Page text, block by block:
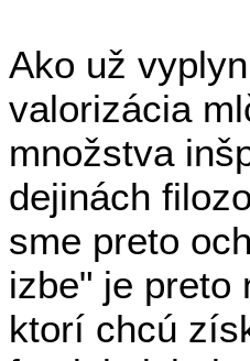
Ako už
valorizácia
množstva
dejinách
sme preto
izbe" je preto
ktorí chcú